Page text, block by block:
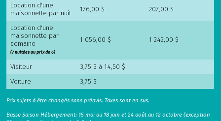
Location d'une
maisonnette par nuit
176,00 $ 207,00 $
Location d'une
maisonnette par
semaine
(7 nuitées au prix de 6)
1 056,00 $ 1 242,00 $
Visiteur
3,75 $ à 14,50 $
Voiture
3,75 $
Prix sujets à être changés sans préavis. Taxes sont en sus.
Basse Saison Hébergement: 15 mai au 18 juin et 24 août au 12 octobre (exception